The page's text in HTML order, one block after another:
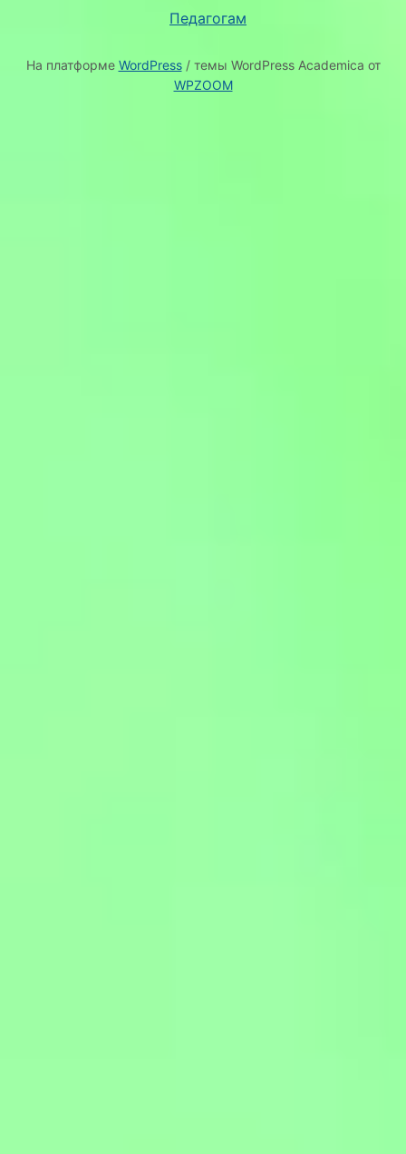
Педагогам
На платформе WordPress/ темы WordPress Academica от
WPZOOM